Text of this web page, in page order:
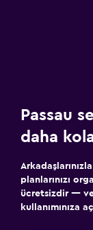
Passau
daha
planlarınızı
ücretsizdir — ve
kullanımınıza